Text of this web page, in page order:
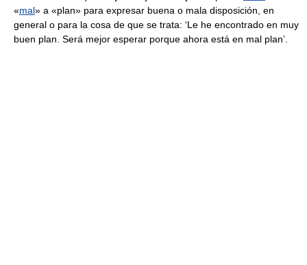
«mal» a «plan» para expresar buena o mala disposición, en
general o para la cosa de que se trata: ‘Le he encontrado en muy
buen plan. Será mejor esperar porque ahora está en mal plan’.